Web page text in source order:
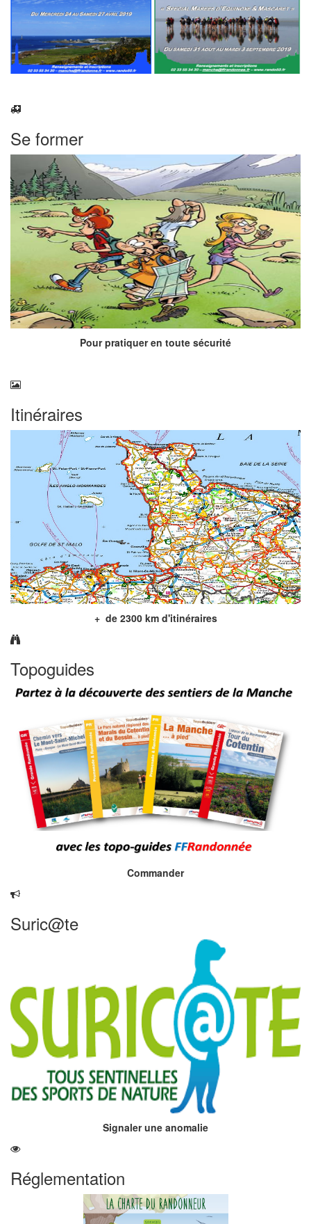
Se former
Pour pratiquer en toute sécurité
Itinéraires
+ de 2300 km d'itinéraires
Topoguides
Commander
Suric@te
Signaler une anomalie
Réglementation